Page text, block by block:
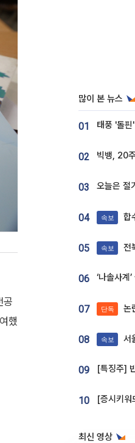
공
했
많이 본 뉴스
01
02
03 오늘은 절
04 속보 합수
05 속보 전
06
07 단독 논란
08 속보 서
09
10
최신 영상